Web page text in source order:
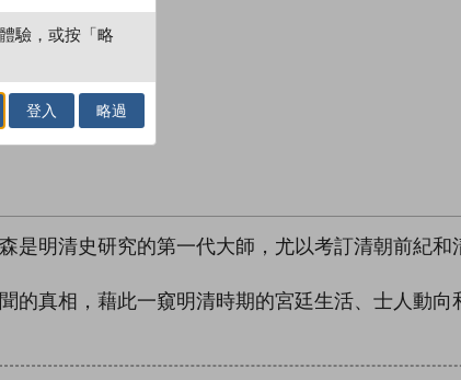
是明清史研究的第一代大師，尤以考訂清朝前紀和
真相，藉此一窺明清時期的宮廷生活、士人動向
驗，或按「略
登入 略過